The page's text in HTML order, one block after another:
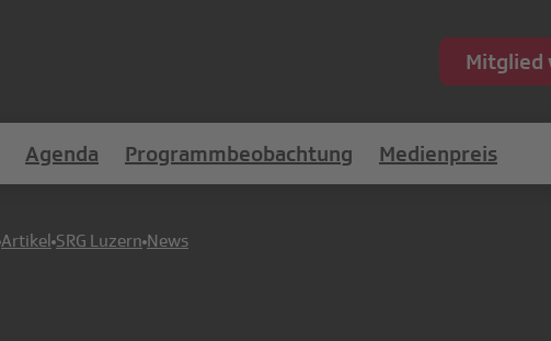
Mitglied
Agenda Programmbeobachtung Medienpreis
Artikel SRG Luzern News